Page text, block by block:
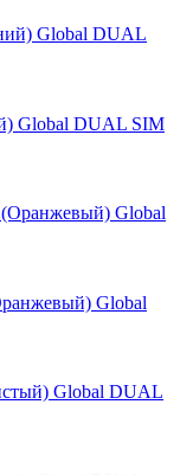
Global DUAL SIM
Global